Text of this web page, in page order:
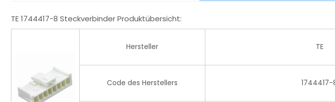
TE 1744417-8 Steckverbinder Produktübersicht:
Hersteller TE
Code des Herstellers 1744417-